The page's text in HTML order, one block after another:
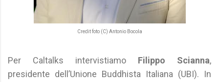
Credit foto (C) Antonio Bocola
Per Caltalks intervistiamo Filippo Scianna,
presidente dell’Unione Buddhista Italiana (UBI). In